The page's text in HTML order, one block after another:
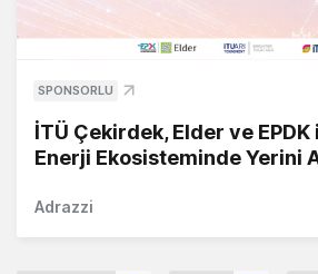
SPONSORLU
İTÜ Çekirdek, Elder ve
Enerji Ekosisteminde Yerini
Adrazzi